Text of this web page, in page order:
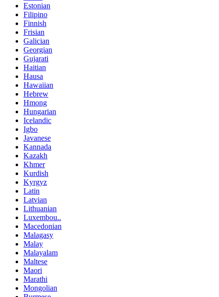
Estonian
Filipino
Finnish
Frisian
Galician
Georgian
Gujarati
Haitian
Hausa
Hawaiian
Hebrew
Hmong
Hungarian
Icelandic
Igbo
Javanese
Kannada
Kazakh
Khmer
Kurdish
Kyrgyz
Latin
Latvian
Lithuanian
Luxembou..
Macedonian
Malagasy
Malay
Malayalam
Maltese
Maori
Marathi
Mongolian